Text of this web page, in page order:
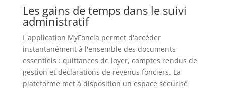
Les gains de temps dans le suivi
administratif
L'application MyFoncia permet d'accéder
instantanément à l'ensemble des documents
essentiels : quittances de loyer, comptes rendus de
gestion et déclarations de revenus fonciers. La
plateforme met à disposition un espace sécurisé